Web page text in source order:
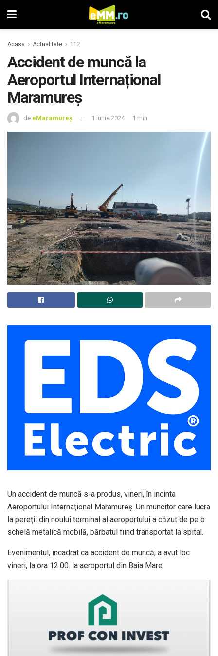
Acasa Actualitate 112
Accident de muncă la
Aeroportul Internațional
Maramureș
de eMaramureș 1 iunie 2024 1 min
Un accident de muncă s-a produs, vineri, în incinta
Aeroportului Internaţional Maramureş. Un muncitor care lucra
la pereţii din noului terminal al aeroportului a căzut de pe o
schelă metalică mobilă, bărbatul fiind transportat la spital.
Evenimentul, încadrat ca accident de muncă, a avut loc
vineri, la ora 12.00. la aeroportul din Baia Mare.